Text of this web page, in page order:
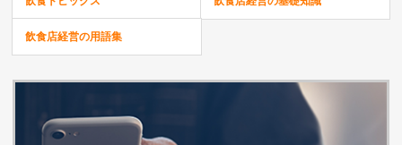
飲食店経営の用語集